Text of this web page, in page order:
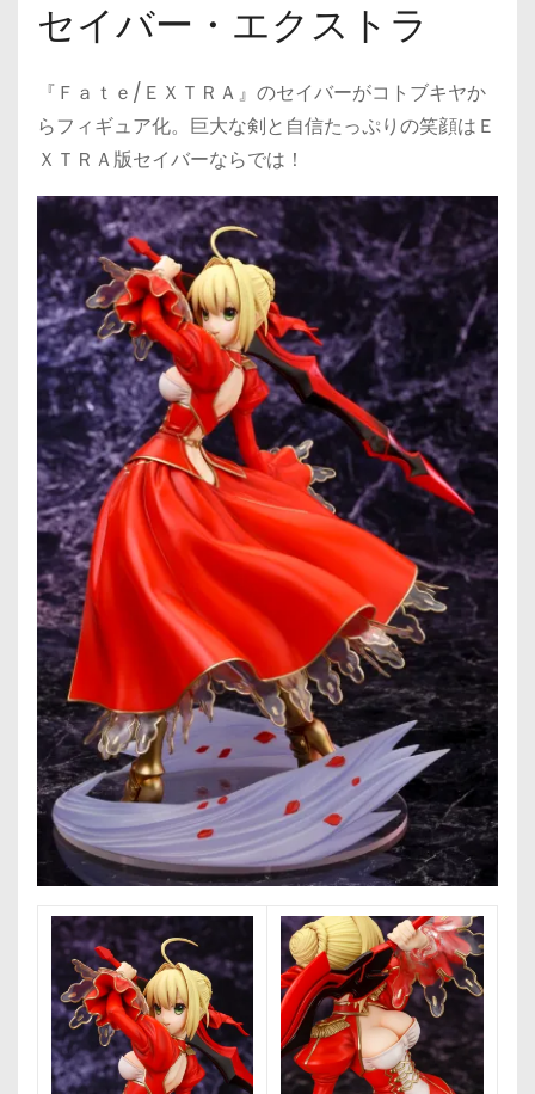
セイバー・エクストラ
『Ｆａｔｅ/ＥＸＴＲＡ』のセイバーがコトブキヤか
らフィギュア化。巨大な剣と自信たっぷりの笑顔はＥ
ＸＴＲＡ版セイバーならでは！